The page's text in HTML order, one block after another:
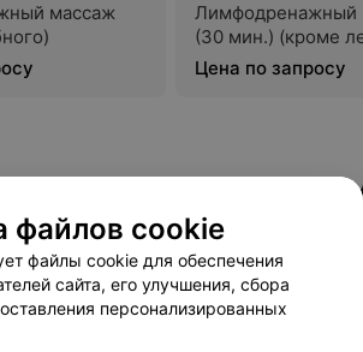
массаж
Лимфодренажный
(30 мин.) (кроме
Цена по запросу
файлов cookie
файлы cookie для обеспечения
сайта, его улучшения, сбора
персонализированных